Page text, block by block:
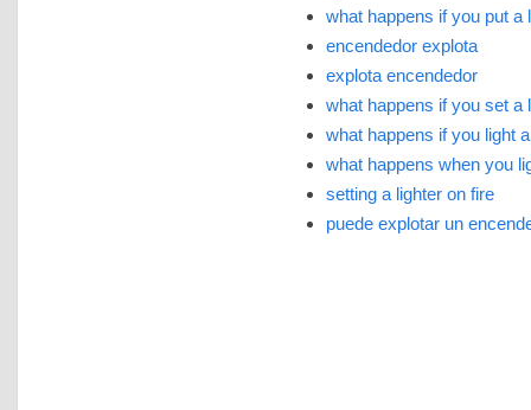
what happens if you put a
encendedor explota
explota encendedor
what happens if you set a
what happens if you light
what happens when you
setting a lighter on fire
puede explotar un